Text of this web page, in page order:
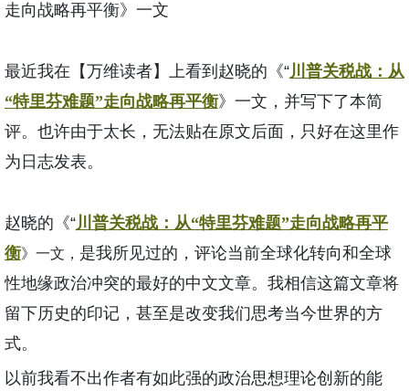
走向战略再平衡》一文
最近我在【万维读者】上看到赵晓的《“川普关税战：从
“特里芬难题”走向战略再平衡》一文，并写下了本简
评。也许由于太长，无法贴在原文后面，只好在这里作
为日志发表。
赵晓的《“川普关税战：从“特里芬难题”走向战略再平
衡》一文， 是我所见过的，评论当前全球化转向和全球
性地缘政治冲突的最好的中文文章。我相信这篇文章将
留下历史的印记，甚至是改变我们思考当今世界的方
式。
以前我看不出作者有如此强的政治思想理论创新的能